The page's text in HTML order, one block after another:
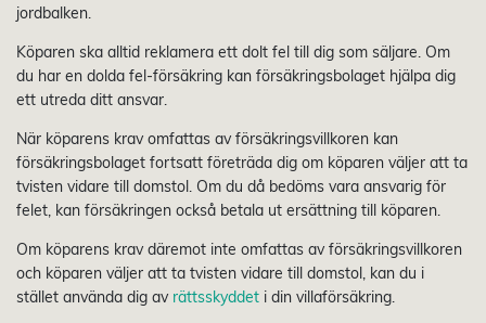
jordbalken.
Köparen ska alltid reklamera ett dolt fel till dig som säljare. Om
du har en dolda fel-försäkring kan försäkringsbolaget hjälpa dig
ett utreda ditt ansvar.
När köparens krav omfattas av försäkringsvillkoren kan
försäkringsbolaget fortsatt företräda dig om köparen väljer att ta
tvisten vidare till domstol. Om du då bedöms vara ansvarig för
felet, kan försäkringen också betala ut ersättning till köparen.
Om köparens krav däremot inte omfattas av försäkringsvillkoren
och köparen väljer att ta tvisten vidare till domstol, kan du i
stället använda dig av rättsskyddet i din villaförsäkring.